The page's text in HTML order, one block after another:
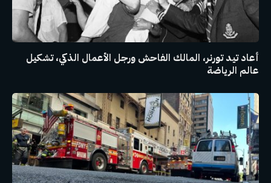
أعاد تيد تورنر، المالك الفاحش ورجل الأعمال الذكي، تشكيل
عالم الرياضة